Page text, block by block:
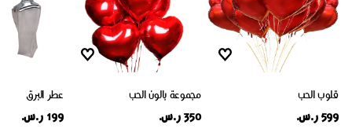
قلوب الحب
599 ر.س.
مجموعة بالون الحب
350 ر.س.
عطر البرق
199 ر.س.